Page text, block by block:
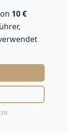
10 €